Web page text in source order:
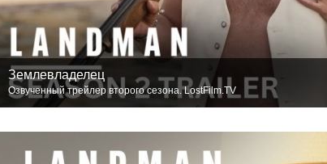
Землевладелец
Озвученный трейлер второго сезона. LostFilm.TV